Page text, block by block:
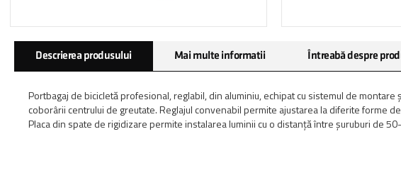
the
beginning
Descrierea produsului
Portbagaj de bicicletă profesional, reglabil, din aluminiu, echipat cu sistemul de
coborârii centrului de greutate. Reglajul convenabil permite ajustarea la diferite forme
Placa din spate de rigidizare permite instalarea luminii cu o distanță între șuruburi de
Mai multe informatii Întreabă despre